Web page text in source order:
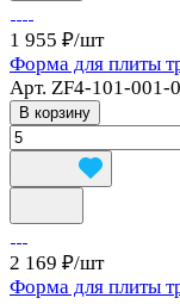
1 955 ₽/шт
Форма для плиты
Арт. ZF4-101-001-
В корзину
2 169 ₽/шт
Форма для плиты